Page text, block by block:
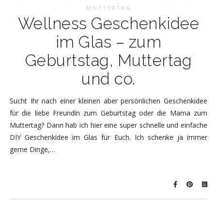
MUTTERTAG
Wellness Geschenkidee
im Glas – zum
Geburtstag, Muttertag
und co.
Sucht Ihr nach einer kleinen aber persönlichen Geschenkidee
für die liebe Freundin zum Geburtstag oder die Mama zum
Muttertag? Dann hab ich hier eine super schnelle und einfache
DIY Geschenkidee im Glas für Euch. Ich schenke ja immer
gerne Dinge,…